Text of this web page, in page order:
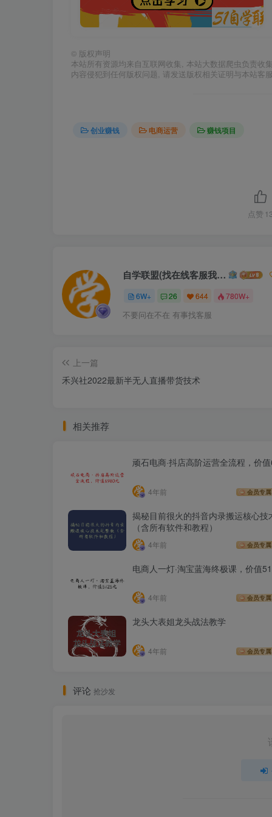
© 版权声明
本站所有资源均来自互联网收集, 本站大数据爬虫负责收
内容侵犯到任何版权问题, 请发送版权相关证明与本站客
创业赚钱 电商运营 赚钱项目
点赞
自学联盟(找在线客服我不回信息的)
6W+ 26 644 780W+
不要问在不在 有事找客服
上一篇
禾兴社2022最新半无人直播带货技术
相关推荐
顽石电商·抖店高阶运营全流程，价
4年前 会员专属
揭秘目前很火的抖音内录搬运核心技
（含所有软件和教程）
4年前 会员专属
电商人一灯·淘宝蓝海终极课，价值
4年前 会员专属
龙头大表姐龙头战法教学
4年前 会员专属
评论 抢沙发